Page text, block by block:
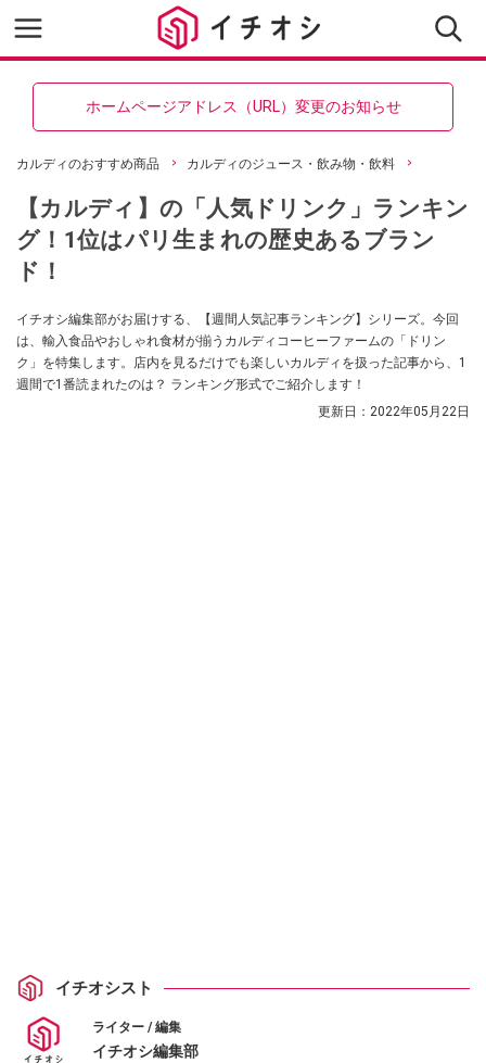
ホームページアドレス（URL）変更のお知らせ
カルディのおすすめ商品 カルディのジュース・飲み物・飲料
【カルディ】の「人気ドリンク」ランキン
グ！1位はパリ生まれの歴史あるブラン
ド！
イチオシ編集部がお届けする、【週間人気記事ランキング】シリーズ。今回
は、輸入食品やおしゃれ食材が揃うカルディコーヒーファームの「ドリン
ク」を特集します。店内を見るだけでも楽しいカルディを扱った記事から、1
週間で1番読まれたのは？ ランキング形式でご紹介します！
更新日： 2022年05月22日
イチオシスト
ライター / 編集
イチオシ編集部